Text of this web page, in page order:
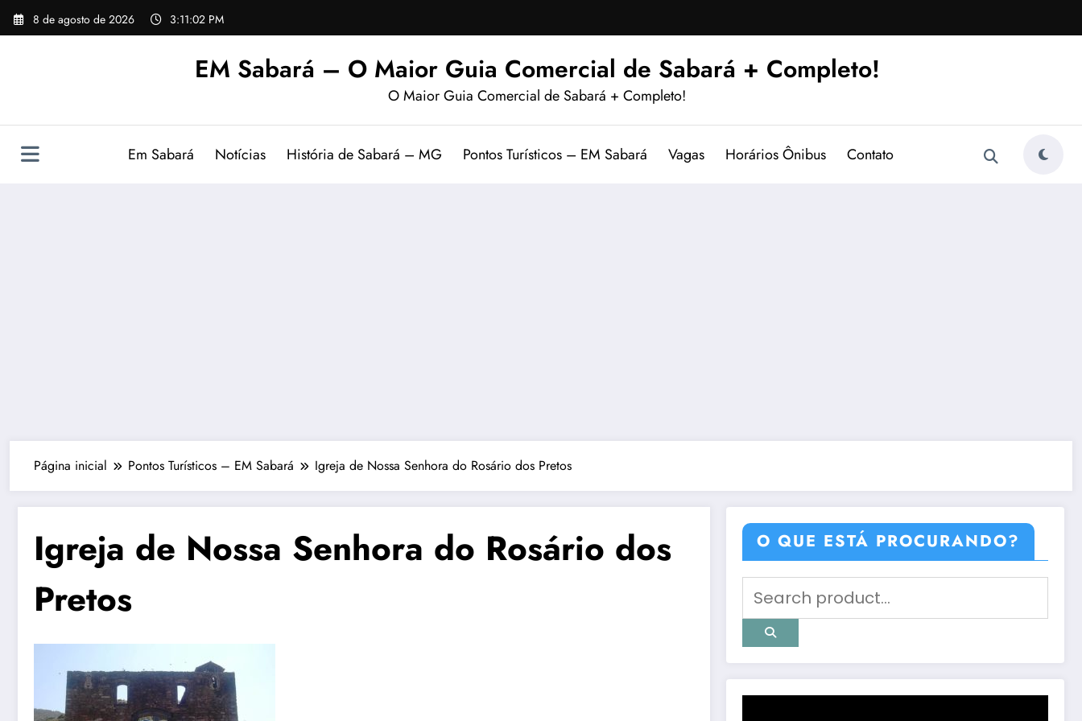
Pular
para
8 de agosto de 2026 3:11:03 PM
EM Sabará – O Maior Guia Comercial de Sabará + Completo!
O Maior Guia Comercial de Sabará + Completo!
Em Sabará Notícias História de Sabará – MG Pontos Turísticos – EM Sabará Vagas Horários Ônibus Contato
Página inicial Pontos Turísticos – EM Sabará Igreja de Nossa Senhora do Rosário dos Pretos
Igreja de Nossa Senhora do Rosário dos
Pretos
O QUE ESTÁ PROCURANDO?